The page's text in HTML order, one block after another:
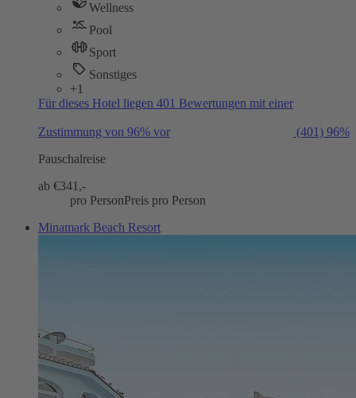
Wellness
Pool
Sport
Sonstiges
+1
Für dieses Hotel liegen 401 Bewertungen mit einer
Zustimmung von 96% vor (401) 96%
Pauschalreise
ab €341,-
pro PersonPreis pro Person
Minamark Beach Resort